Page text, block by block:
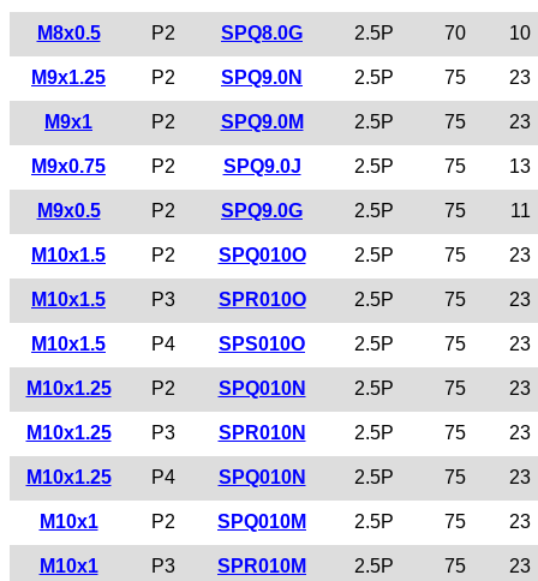
M8x0.5 P2 SPQ8.0G 2.5P 70 10
M9x1.25 P2 SPQ9.0N 2.5P 75 23
M9x1 P2 SPQ9.0M 2.5P 75 23
M9x0.75 P2 SPQ9.0J 2.5P 75 13
M9x0.5 P2 SPQ9.0G 2.5P 75 11
M10x1.5 P2 SPQ010O 2.5P 75 23
M10x1.5 P3 SPR010O 2.5P 75 23
M10x1.5 P4 SPS010O 2.5P 75 23
M10x1.25 P2 SPQ010N 2.5P 75 23
M10x1.25 P3 SPR010N 2.5P 75 23
M10x1.25 P4 SPQ010N 2.5P 75 23
M10x1 P2 SPQ010M 2.5P 75 23
M10x1 P3 SPR010M 2.5P 75 23